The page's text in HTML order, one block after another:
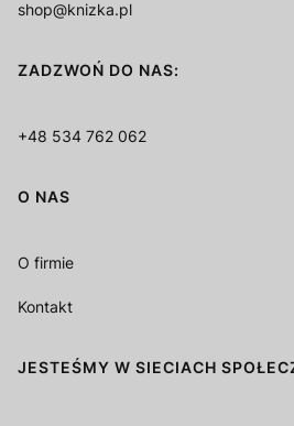
shop@knizka.pl
ZADZWOŃ DO NAS:
+48 534 762 062
O NAS
O firmie
Kontakt
JESTEŚMY W SIECIACH